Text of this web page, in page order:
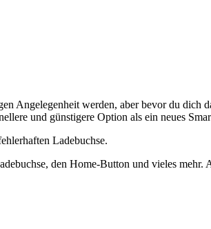
Angelegenheit werden, aber bevor du dich
und günstigere Option als ein neues
Ladebuchse.
den Home-Button und vieles mehr.